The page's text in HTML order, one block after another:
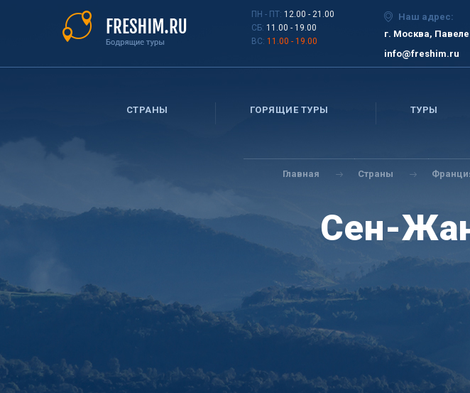
ПН - ПТ: 12.00 - 21.00
СБ: 11.00 - 19.00
ВС: 11.00 - 19.00
Наш адрес:
г. Москва,
info@freshim.ru
СТРАНЫ ГОРЯЩИЕ ТУРЫ ТУРЫ
Вы
здесь
Главная Страны
Сен-